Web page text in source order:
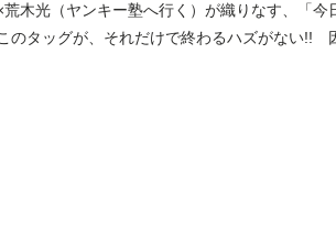
木光（ヤンキー塾へ行く）が織りなす、「今
のタッグが、それだけで終わるハズがない!!